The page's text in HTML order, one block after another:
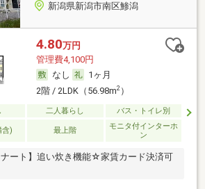
新潟県新潟市南区鯵潟
4.80万円
管理費4,100円
なし
1ヶ月
2階 / 2LDK（56.98m2）
二人暮らし バス・トイレ別
含) 最上階
モニタ付インターホ
ン
ナート】追い炊き機能☆家賃カード決済可